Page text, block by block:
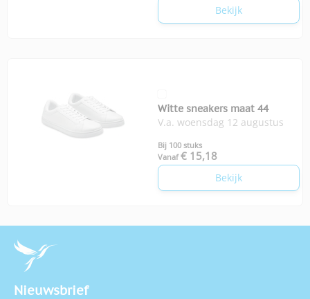
Bekijk
Witte sneakers maat 44
V.a. woensdag 12 augustus
Bij 100 stuks
Vanaf € 15,18
Bekijk
Nieuwsbrief